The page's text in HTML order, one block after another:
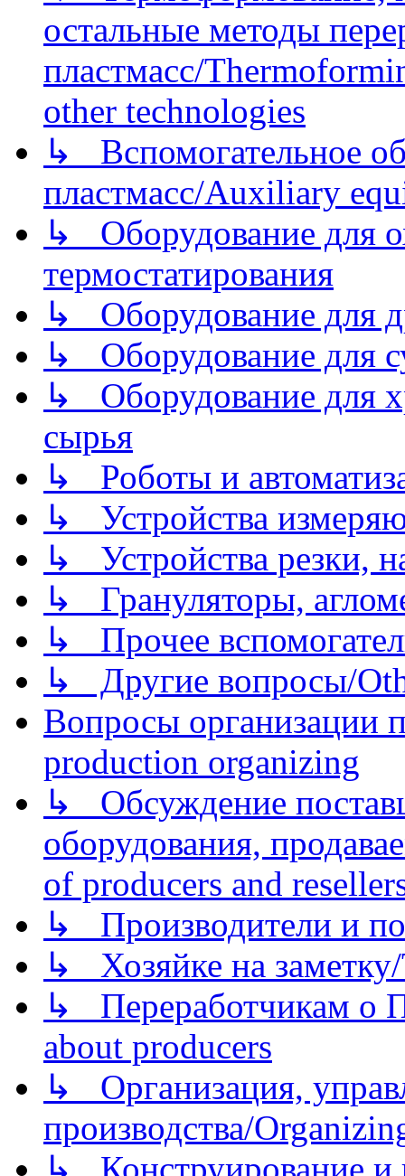
остальные методы
пластмасс/
other technologies
↳ Вспомогательное
пластмасс/Auxiliary
↳ Оборудование для
термостатирования
↳ Оборудование для
↳ Оборудование для
↳ Оборудование для
сырья
↳ Роботы и
↳ Устройства
↳ Устройства резки,
↳ Грануляторы,
↳ Прочее
↳ Другие вопросы/
Вопросы организации
production organizing
↳ Обсуждение
оборудования,
of producers and
↳ Производители и
↳ Хозяйке на
↳ Переработчикам о
about producers
↳ Организация,
производства/